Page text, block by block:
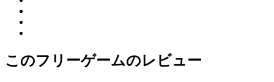
このフリーゲームのレビュー